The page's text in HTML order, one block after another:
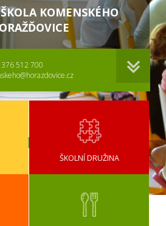
KOMENSKÉHO
376 512 700
ŠKOLNÍ DRUŽINA